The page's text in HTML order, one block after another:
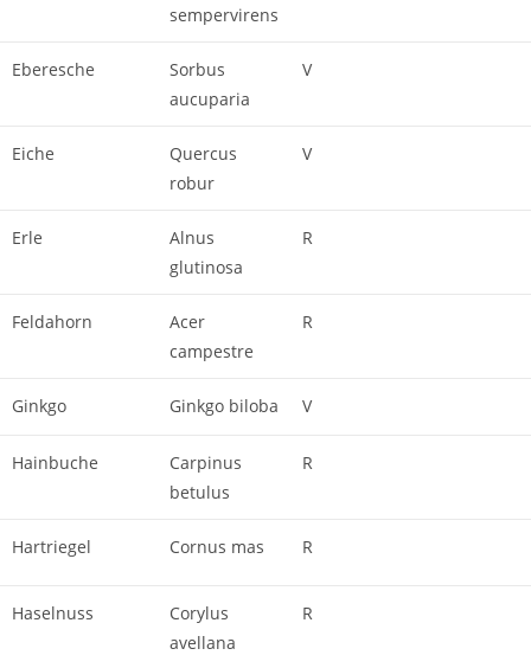
sempervirens
Eberesche
Sorbus
aucuparia
V
Eiche
Quercus
robur
V
Erle
Alnus
glutinosa
R
Feldahorn
Acer
campestre
R
Ginkgo Ginkgo biloba V
Hainbuche
Carpinus
betulus
R
Hartriegel Cornus mas R
Haselnuss
Corylus
avellana
R